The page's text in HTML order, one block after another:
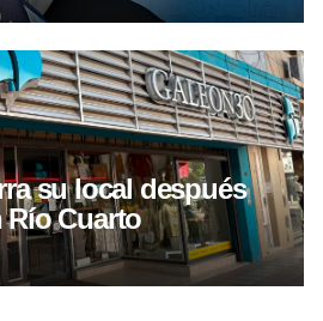
su local después
Río Cuarto